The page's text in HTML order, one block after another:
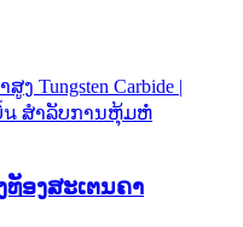
ອງສະເຕນຄາ